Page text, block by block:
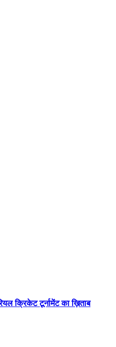
क्रिकेट टूर्नामेंट का ख़िताब